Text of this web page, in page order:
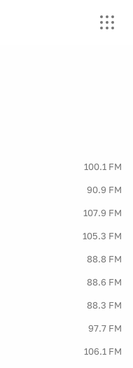
100.1 FM
90.9 FM
107.9 FM
105.3 FM
88.8 FM
88.6 FM
88.3 FM
97.7 FM
106.1 FM